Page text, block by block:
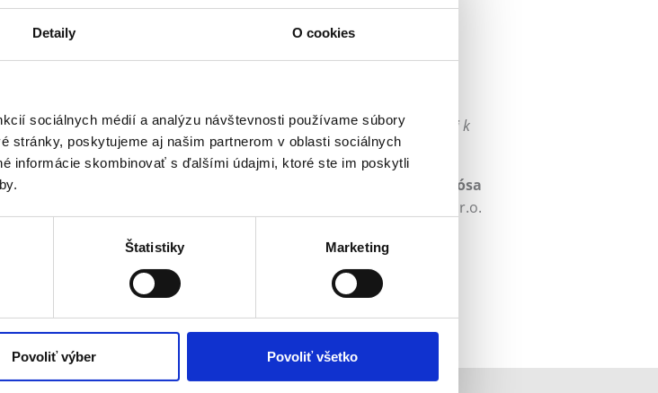
Detaily O cookies
sociálnych médií a analýzu návštevnosti používame súbory
stránky, poskytujeme aj našim partnerom v oblasti sociálnych
informácie skombinovať s ďalšími údajmi, ktoré ste im poskytli
Štatistiky Marketing
Povoliť výber Povoliť všetko
so spoločnosťou SmarTech Solutions SK, s.r.o., ktorá je na vysokej
sfér dáva silný predpoklad pre kvalitnú prácu. Práve preto je naše
Podporou vývoja produktov a riešení slovenskej firmy dochádza aj k
ľudského kapitálu oboch strán, ktorý je najvyššou hodnotou.
Ing. Attila Pósa
Výkonný riaditeľ ANTIK Telecom s.r.o.